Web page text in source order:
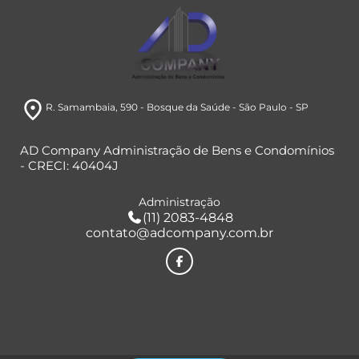
room R. Samambaia, 590- Bosque da Saúde- São Paulo - SP
AD Company Administração de Bens e Condomínios
- CRECI: 40404J
Administração
(11) 2083-4848
contato@adcompany.com.br